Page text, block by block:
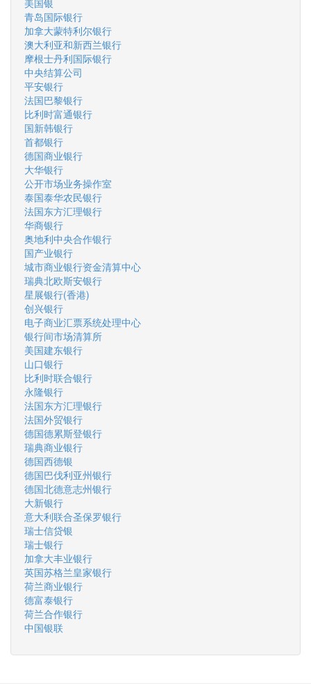
美国银
青岛国际银行
加拿大蒙特利尔银行
澳大利亚和新西兰银行
摩根士丹利国际银行
中央结算公司
平安银行
法国巴黎银行
比利时富通银行
国新韩银行
首都银行
德国商业银行
大华银行
公开市场业务操作室
泰国泰华农民银行
法国东方汇理银行
华商银行
奥地利中央合作银行
国产业银行
城市商业银行资金清算中心
瑞典北欧斯安银行
星展银行(香港)
创兴银行
电子商业汇票系统处理中心
银行间市场清算所
美国建东银行
山口银行
比利时联合银行
永隆银行
法国东方汇理银行
法国外贸银行
德国德累斯登银行
瑞典商业银行
德国西德银
德国巴伐利亚州银行
德国北德意志州银行
大新银行
意大利联合圣保罗银行
瑞士信贷银
瑞士银行
加拿大丰业银行
英国苏格兰皇家银行
荷兰商业银行
德富泰银行
荷兰合作银行
中国银联